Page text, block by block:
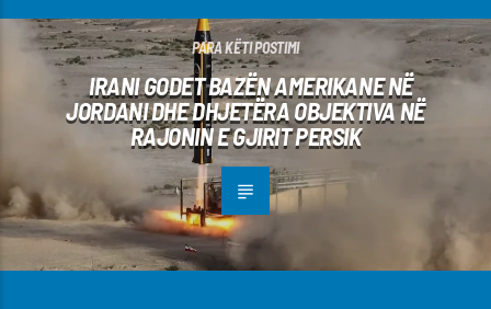
PARA KËTI POSTIMI
IRANI GODET BAZËN AMERIKANE NË
JORDANI DHE DHJETËRA OBJEKTIVA NË
RAJONIN E GJIRIT PERSIK